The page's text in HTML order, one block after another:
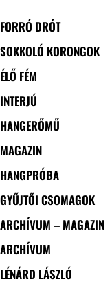
FORRÓ DRÓT
SOKKOLÓ KORONGOK
ÉLŐ FÉM
INTERJÚ
HANGERŐMŰ
MAGAZIN
HANGPRÓBA
GYŰJTŐI CSOMAGOK
ARCHÍVUM – MAGAZIN
ARCHÍVUM
LÉNÁRD LÁSZLÓ